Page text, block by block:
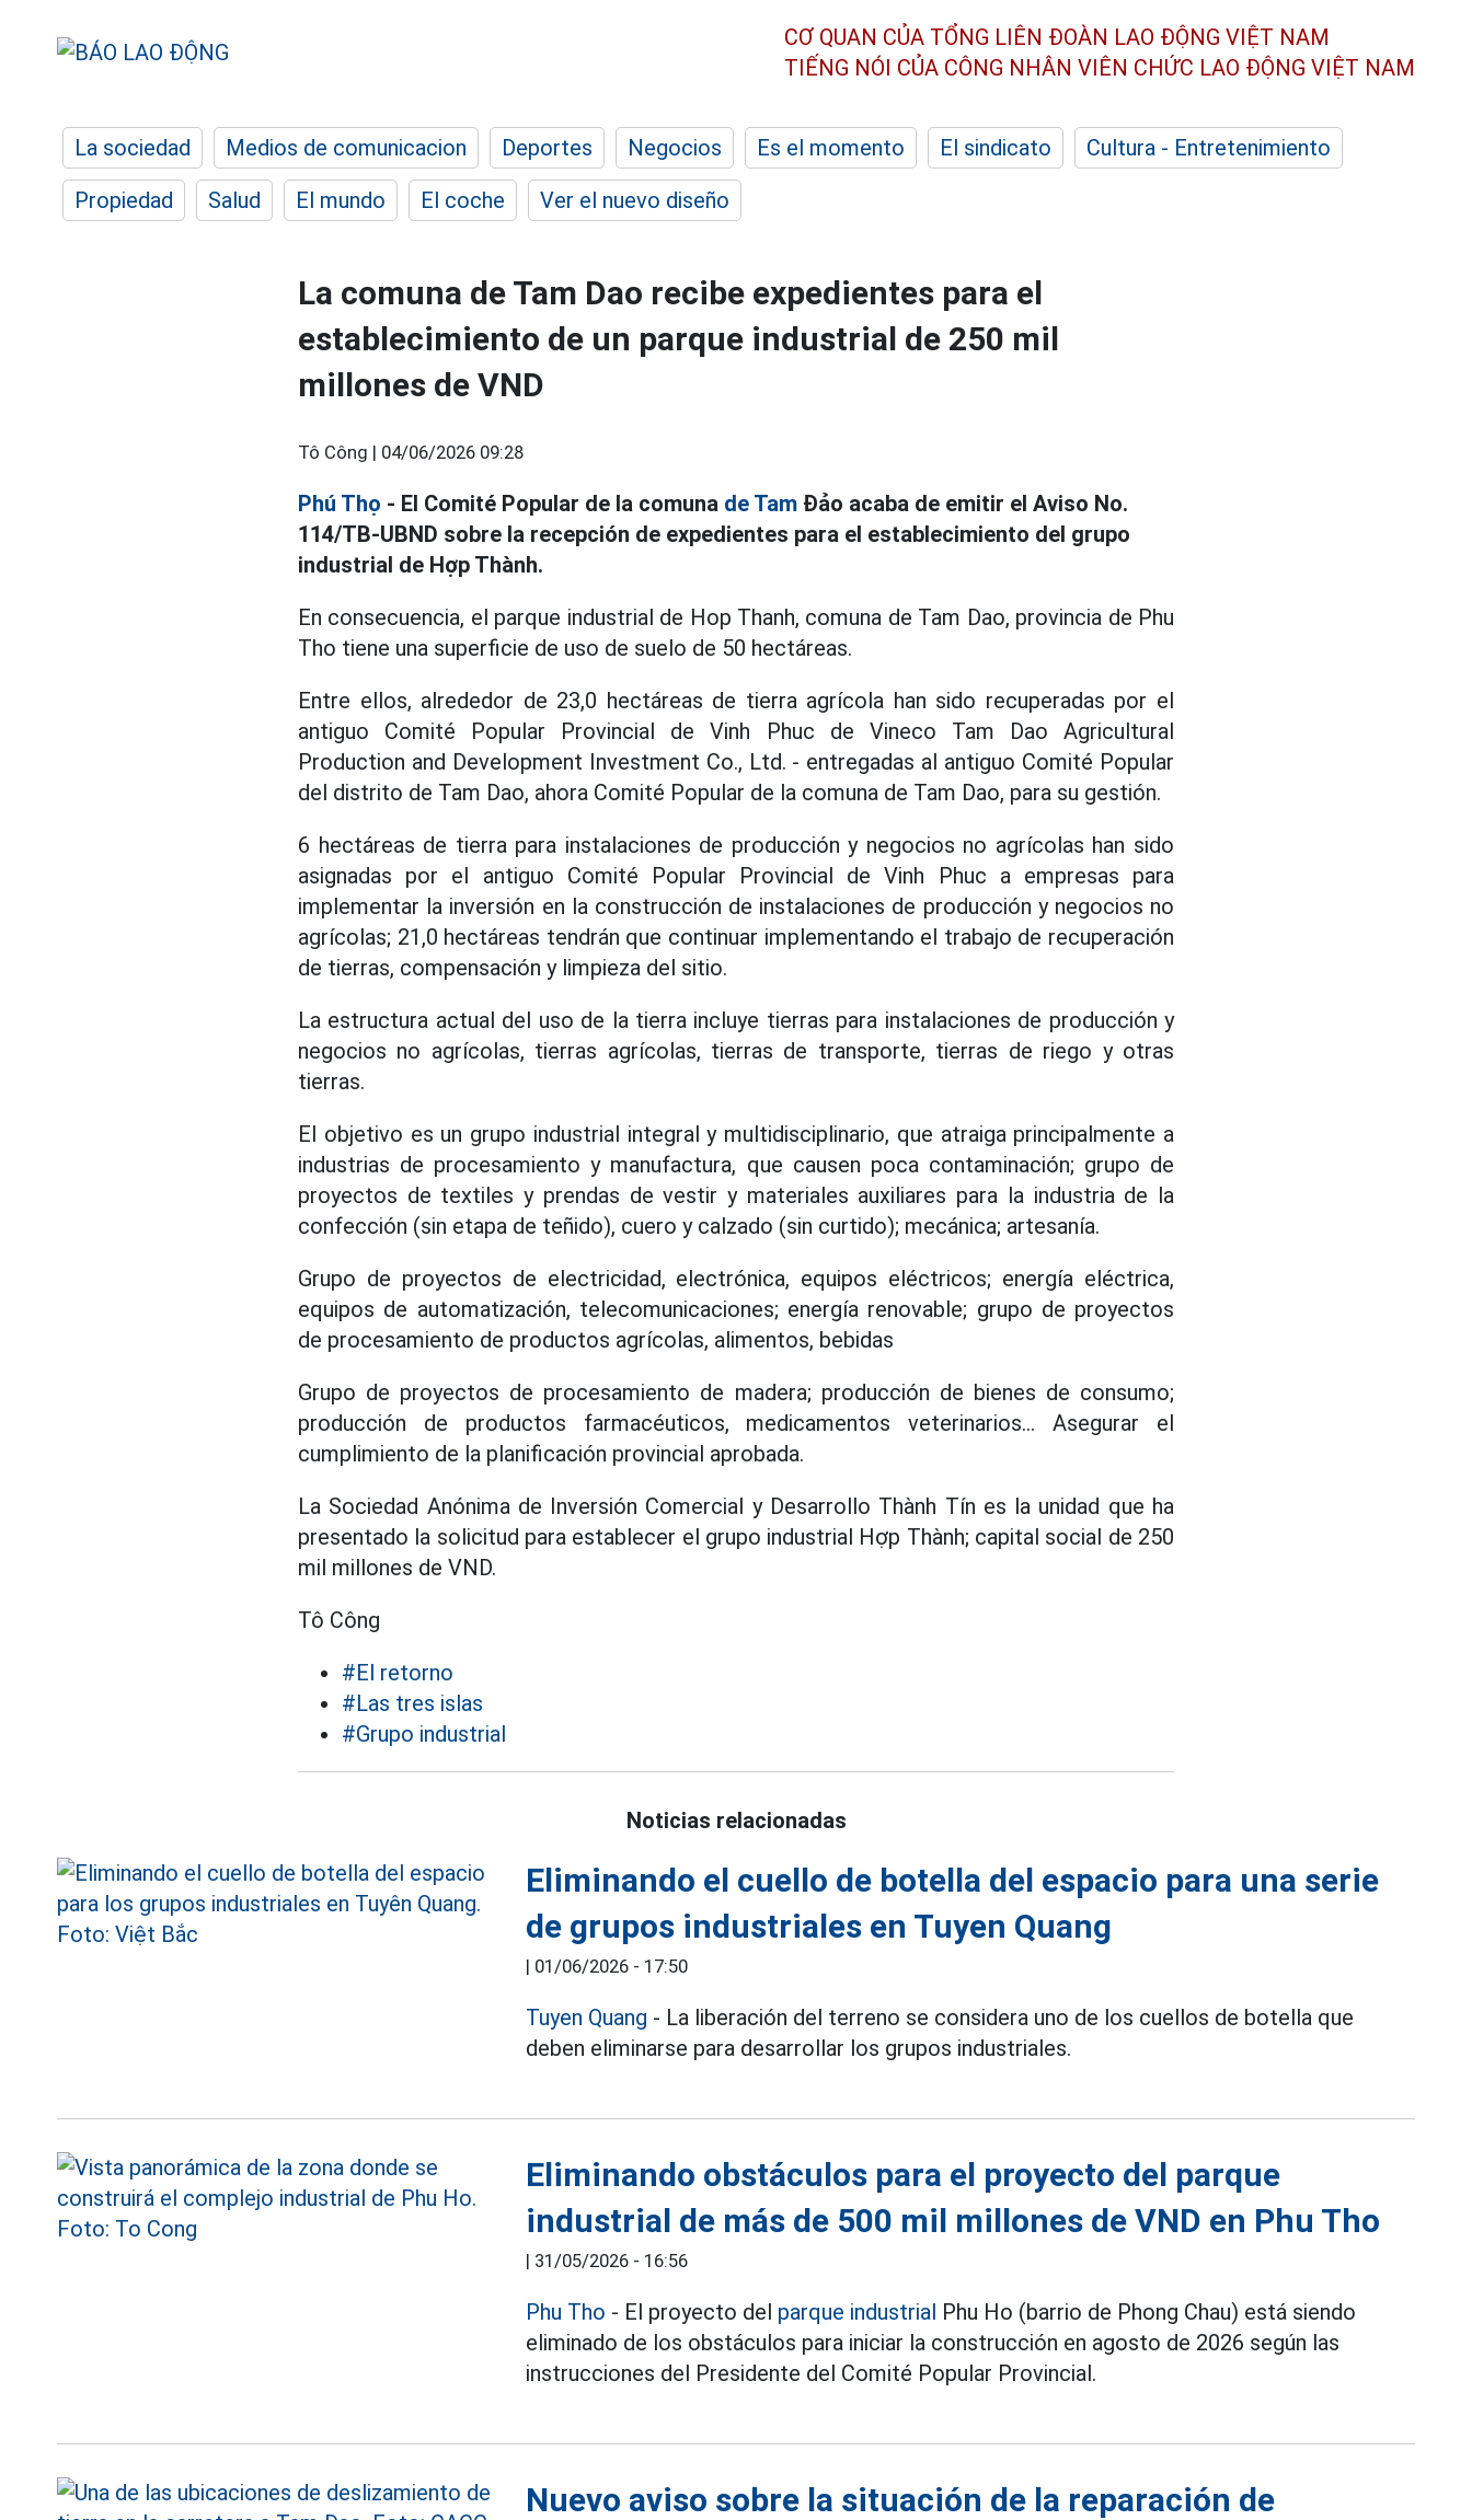
CƠ QUAN CỦA TỔNG LIÊN ĐOÀN LAO ĐỘNG VIỆT NAM
TIẾNG NÓI CỦA CÔNG NHÂN VIÊN CHỨC LAO ĐỘNG VIỆT NAM
La sociedad Medios de comunicacion Deportes Negocios Es el momento El sindicato
Cultura - Entretenimiento
Propiedad
Salud El mundo El coche Ver el nuevo diseño
La comuna de Tam Dao recibe expedientes para el
establecimiento de un parque industrial de 250 mil
millones de VND
Tô Công | 04/06/2026 09:28
Phú Thọ - El Comité Popular de la comuna de Tam Đảo acaba de emitir el Aviso No.
114/TB-UBND sobre la recepción de expedientes para el establecimiento del grupo
industrial de Hợp Thành.
En consecuencia, el parque industrial de Hop Thanh, comuna de Tam Dao, provincia de Phu
Tho tiene una superficie de uso de suelo de 50 hectáreas.
Entre ellos, alrededor de 23,0 hectáreas de tierra agrícola han sido recuperadas por el
antiguo Comité Popular Provincial de Vinh Phuc de Vineco Tam Dao Agricultural
Production and Development Investment Co., Ltd. - entregadas al antiguo Comité Popular
del distrito de Tam Dao, ahora Comité Popular de la comuna de Tam Dao, para su gestión.
6 hectáreas de tierra para instalaciones de producción y negocios no agrícolas han sido
asignadas por el antiguo Comité Popular Provincial de Vinh Phuc a empresas para
implementar la inversión en la construcción de instalaciones de producción y negocios no
agrícolas; 21,0 hectáreas tendrán que continuar implementando el trabajo de recuperación
de tierras, compensación y limpieza del sitio.
La estructura actual del uso de la tierra incluye tierras para instalaciones de producción y
negocios no agrícolas, tierras agrícolas, tierras de transporte, tierras de riego y otras
tierras.
El objetivo es un grupo industrial integral y multidisciplinario, que atraiga principalmente a
industrias de procesamiento y manufactura, que causen poca contaminación; grupo de
proyectos de textiles y prendas de vestir y materiales auxiliares para la industria de la
confección (sin etapa de teñido), cuero y calzado (sin curtido); mecánica; artesanía.
Grupo de proyectos de electricidad, electrónica, equipos eléctricos; energía eléctrica,
equipos de automatización, telecomunicaciones; energía renovable; grupo de proyectos
de procesamiento de productos agrícolas, alimentos, bebidas
Grupo de proyectos de procesamiento de madera; producción de bienes de consumo;
producción de productos farmacéuticos, medicamentos veterinarios... Asegurar el
cumplimiento de la planificación provincial aprobada.
La Sociedad Anónima de Inversión Comercial y Desarrollo Thành Tín es la unidad que ha
presentado la solicitud para establecer el grupo industrial Hợp Thành; capital social de 250
mil millones de VND.
Tô Công
#El retorno
#Las tres islas
#Grupo industrial
Noticias relacionadas
Eliminando el cuello de botella del espacio para una serie
de grupos industriales en Tuyen Quang
| 01/06/2026 - 17:50
Tuyen Quang - La liberación del terreno se considera uno de los cuellos de botella que
deben eliminarse para desarrollar los grupos industriales.
Eliminando obstáculos para el proyecto del parque
industrial de más de 500 mil millones de VND en Phu Tho
| 31/05/2026 - 16:56
Phu Tho - El proyecto del parque industrial Phu Ho (barrio de Phong Chau) está siendo
eliminado de los obstáculos para iniciar la construcción en agosto de 2026 según las
instrucciones del Presidente del Comité Popular Provincial.
Nuevo aviso sobre la situación de la reparación de